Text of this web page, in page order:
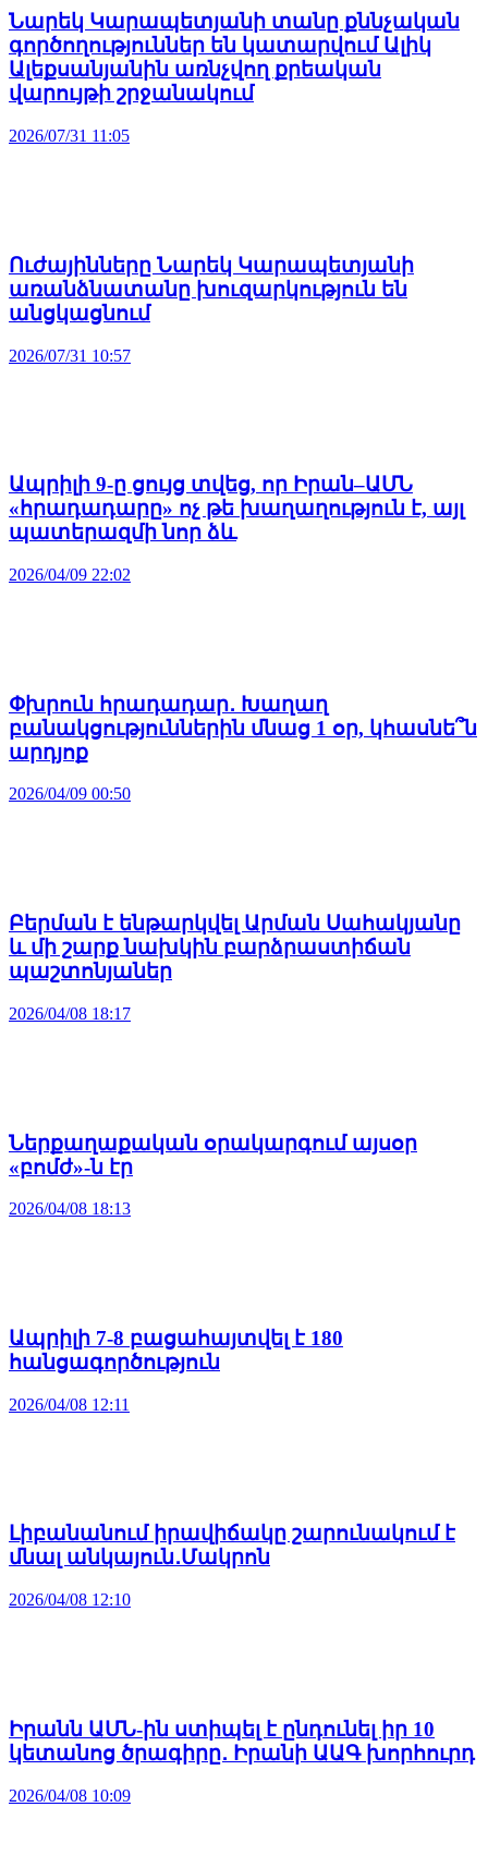
Նարեկ Կարապետյանի տանը քննչական
գործողություններ են կատարվում Ալիկ
Ալեքսանյանին առնչվող քրեական
վարույթի շրջանակում
2026/07/31 11:05
Ուժայինները Նարեկ Կարապետյանի
առանձնատանը խուզարկություն են
անցկացնում
2026/07/31 10:57
Ապրիլի 9-ը ցույց տվեց, որ Իրան–ԱՄՆ
«հրադադարը» ոչ թե խաղաղություն է, այլ
պատերազմի նոր ձև
2026/04/09 22:02
Փխրուն հրադադար․ Խաղաղ
բանակցություններին մնաց 1 օր, կհասնե՞ն
արդյոք
2026/04/09 00:50
Բերման է ենթարկվել Արման Սահակյանը
և մի շարք նախկին բարձրաստիճան
պաշտոնյաներ
2026/04/08 18:17
Ներքաղաքական օրակարգում այսօր
«բոմժ»-ն էր
2026/04/08 18:13
Ապրիլի 7-8 բացահայտվել է 180
հանցագործություն
2026/04/08 12:11
Լիբանանում իրավիճակը շարունակում է
մնալ անկայուն․Մակրոն
2026/04/08 12:10
Իրանն ԱՄՆ-ին ստիպել է ընդունել իր 10
կետանոց ծրագիրը․ Իրանի ԱԱԳ խորհուրդ
2026/04/08 10:09